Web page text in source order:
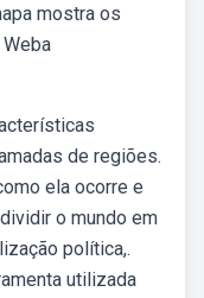
mostra os
de regiões.
ela ocorre e
o mundo em
política,.
utilizada